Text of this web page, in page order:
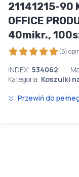
21141215-90
OFFICE
40mikr.,
(5)
INDEX: 534062
Kategoria: Koszulki
Przewiń do